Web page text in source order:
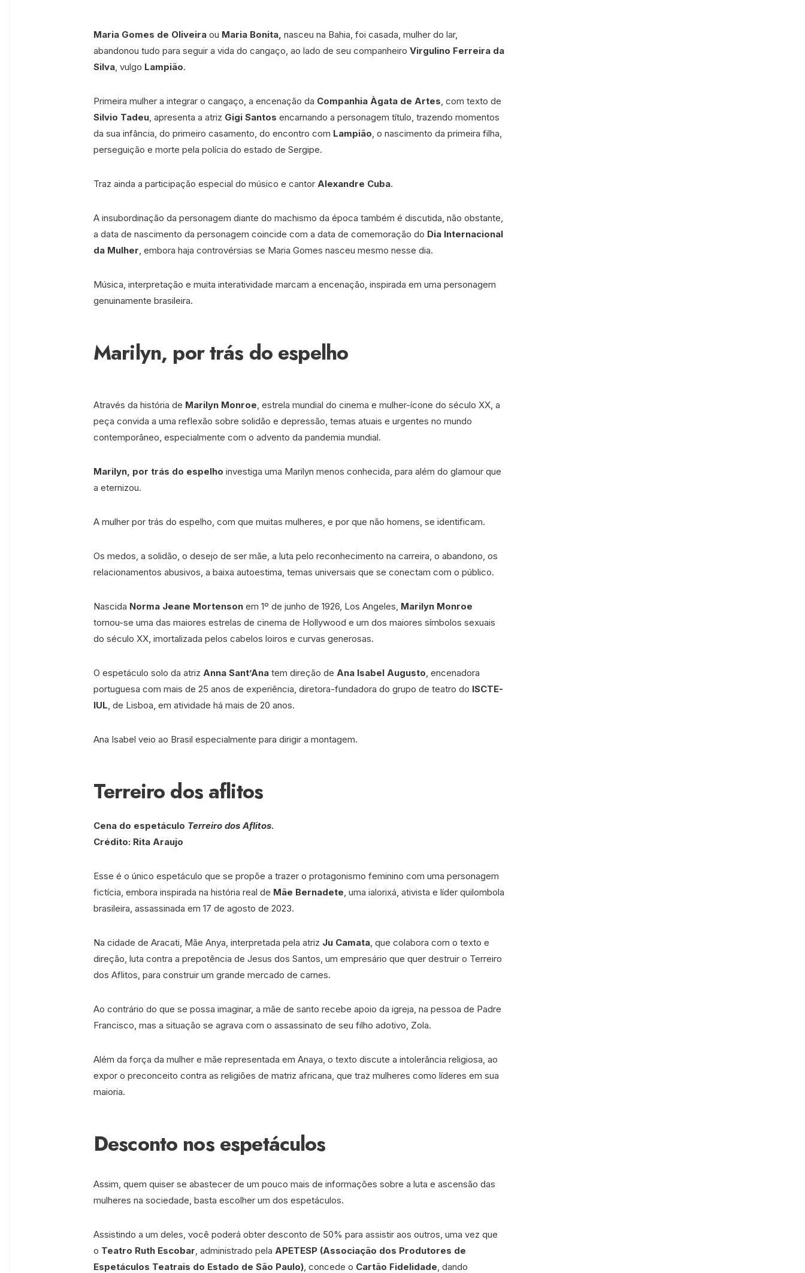
Maria Gomes de Oliveira ou Maria Bonita, nasceu na Bahia, foi casada, mulher do lar,
abandonou tudo para seguir a vida do cangaço, ao lado de seu companheiro Virgulino Ferreira da
Silva, vulgo Lampião.
Primeira mulher a integrar o cangaço, a encenação da Companhia Àgata de Artes, com texto de
Silvio Tadeu, apresenta a atriz Gigi Santos encarnando a personagem título, trazendo momentos
da sua infância, do primeiro casamento, do encontro com Lampião, o nascimento da primeira filha,
perseguição e morte pela polícia do estado de Sergipe.
Traz ainda a participação especial do músico e cantor Alexandre Cuba.
A insubordinação da personagem diante do machismo da época também é discutida, não obstante,
a data de nascimento da personagem coincide com a data de comemoração do Dia Internacional
da Mulher, embora haja controvérsias se Maria Gomes nasceu mesmo nesse dia.
Música, interpretação e muita interatividade marcam a encenação, inspirada em uma personagem
genuinamente brasileira.
Marilyn, por trás do espelho
Através da história de Marilyn Monroe, estrela mundial do cinema e mulher-ícone do século XX, a
peça convida a uma reflexão sobre solidão e depressão, temas atuais e urgentes no mundo
contemporâneo, especialmente com o advento da pandemia mundial.
Marilyn, por trás do espelho investiga uma Marilyn menos conhecida, para além do glamour que
a eternizou.
A mulher por trás do espelho, com que muitas mulheres, e por que não homens, se identificam.
Os medos, a solidão, o desejo de ser mãe, a luta pelo reconhecimento na carreira, o abandono, os
relacionamentos abusivos, a baixa autoestima, temas universais que se conectam com o público.
Nascida Norma Jeane Mortenson em 1º de junho de 1926, Los Angeles, Marilyn Monroe
tornou-se uma das maiores estrelas de cinema de Hollywood e um dos maiores símbolos sexuais
do século XX, imortalizada pelos cabelos loiros e curvas generosas.
O espetáculo solo da atriz Anna Sant’Ana tem direção de Ana Isabel Augusto, encenadora
portuguesa com mais de 25 anos de experiência, diretora-fundadora do grupo de teatro do ISCTE-
IUL, de Lisboa, em atividade há mais de 20 anos.
Ana Isabel veio ao Brasil especialmente para dirigir a montagem.
Terreiro dos aflitos
Cena do espetáculo Terreiro dos Aflitos.
Crédito: Rita Araujo
Esse é o único espetáculo que se propõe a trazer o protagonismo feminino com uma personagem
fictícia, embora inspirada na história real de Mãe Bernadete, uma ialorixá, ativista e líder quilombola
brasileira, assassinada em 17 de agosto de 2023.
Na cidade de Aracati, Mãe Anya, interpretada pela atriz Ju Camata, que colabora com o texto e
direção, luta contra a prepotência de Jesus dos Santos, um empresário que quer destruir o Terreiro
dos Aflitos, para construir um grande mercado de carnes.
Ao contrário do que se possa imaginar, a mãe de santo recebe apoio da igreja, na pessoa de Padre
Francisco, mas a situação se agrava com o assassinato de seu filho adotivo, Zola.
Além da força da mulher e mãe representada em Anaya, o texto discute a intolerância religiosa, ao
expor o preconceito contra as religiões de matriz africana, que traz mulheres como líderes em sua
maioria.
Desconto nos espetáculos
Assim, quem quiser se abastecer de um pouco mais de informações sobre a luta e ascensão das
mulheres na sociedade, basta escolher um dos espetáculos.
Assistindo a um deles, você poderá obter desconto de 50% para assistir aos outros, uma vez que
o Teatro Ruth Escobar, administrado pela APETESP (Associação dos Produtores de
Espetáculos Teatrais do Estado de São Paulo), concede o Cartão Fidelidade, dando